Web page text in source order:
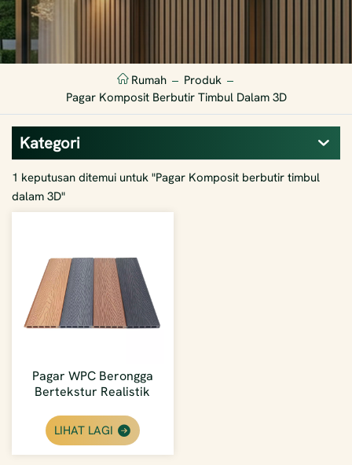
Rumah
Produk
Pagar Komposit Berbutir Timbul Dalam 3D
Kategori
1 keputusan ditemui untuk "Pagar Komposit berbutir timbul
dalam 3D"
Pagar WPC Berongga
Bertekstur Realistik
Berbutir Kayu Luar
LIHAT LAGI